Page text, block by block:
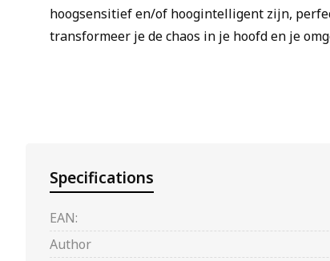
hoogsensitief en/of hoogintelligent zijn,
transformeer je de chaos in je hoofd en je
Specifications
EAN:
Author